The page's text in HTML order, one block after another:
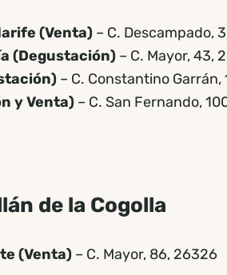
(Venta)– C. Descampado,
(Degustación) – C. Mayor, 43,
– C. Constantino Garrán,
y Venta) – C. San Fernando,
de la Cogolla
(Venta)– C. Mayor, 86, 26326